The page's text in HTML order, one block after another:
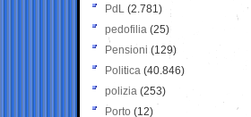
PdL (2.781)
pedofilia (25)
Pensioni (129)
Politica (40.846)
polizia (253)
Porto (12)